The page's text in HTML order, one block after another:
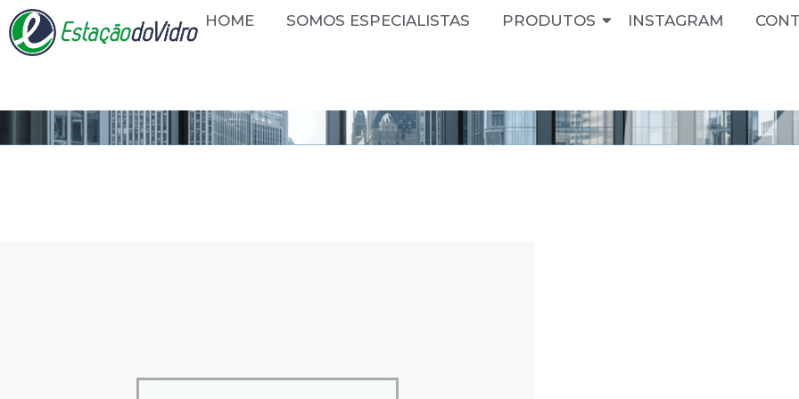
HOME SOMOS ESPECIALISTAS PRODUTOS INSTAGRAM